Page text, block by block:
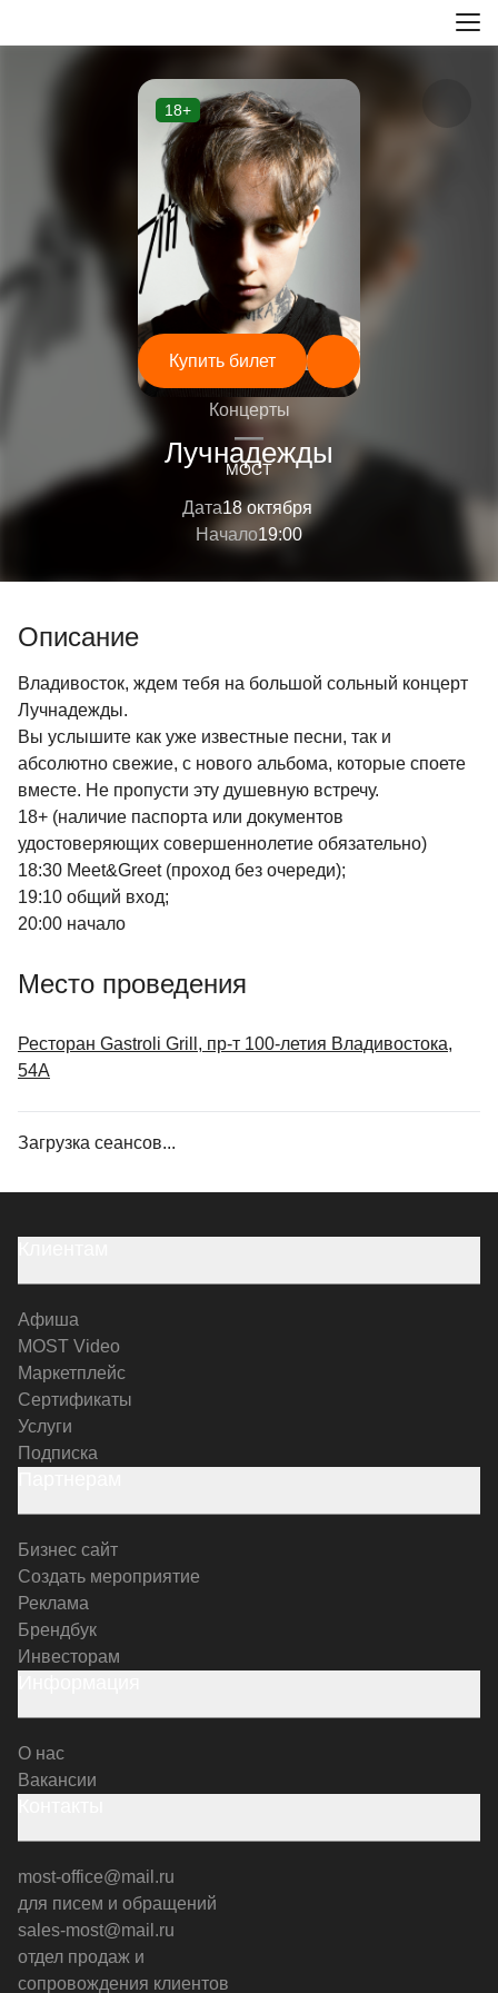
18+
Концерты
Лучнадежды
Дата18 октября
Начало19:00
Купить билет
—
МОСТ
Описание
Владивосток, ждем тебя на большой сольный концерт
Лучнадежды.
Вы услышите как уже известные песни, так и
абсолютно свежие, с нового альбома, которые споете
вместе. Не пропусти эту душевную встречу.
18+ (наличие паспорта или документов
удостоверяющих совершеннолетие обязательно)
18:30 Meet&Greet (проход без очереди);
19:10 общий вход;
20:00 начало
Место проведения
Ресторан Gastroli Grill, пр-т 100-летия Владивостока,
54А
Загрузка сеансов...
Афиша
MOST Video
Маркетплейс
Сертификаты
Услуги
Подписка
Бизнес сайт
Создать мероприятие
Реклама
Брендбук
Инвесторам
О нас
Вакансии
most-office@mail.ru
для писем и обращений
sales-most@mail.ru
отдел продаж и
сопровождения клиентов